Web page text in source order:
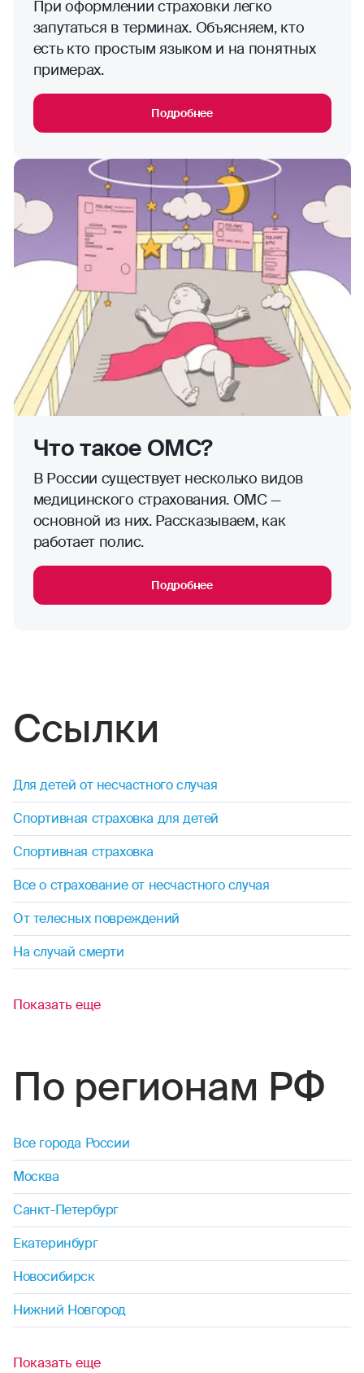
При оформлении страховки легко
запутаться в терминах. Объясняем, кто
есть кто простым языком и на понятных
примерах.
Подробнее
Что такое ОМС?
В России существует несколько видов
медицинского страхования. ОМС —
основной из них. Рассказываем, как
работает полис.
Подробнее
Ссылки
Для детей от несчастного случая
Спортивная страховка для детей
Спортивная страховка
Все о страхование от несчастного случая
От телесных повреждений
На случай смерти
Показать еще
По регионам РФ
Все города России
Санкт-Петербург
Екатеринбург
Новосибирск
Нижний Новгород